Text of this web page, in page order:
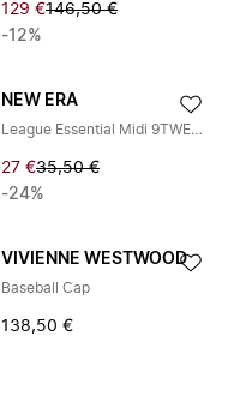
129 €146,50 €
-12%
NEW ERA
League Essential Midi 9TWENTY Cap
27 €35,50 €
-24%
VIVIENNE WESTWOOD
Baseball Cap
138,50 €